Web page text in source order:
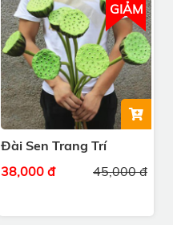
Đài Sen Trang Trí
45,000 đ
38,000 đ
GIẢM